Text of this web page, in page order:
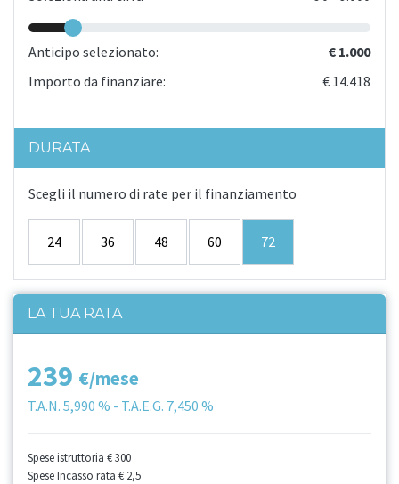
Anticipo selezionato:
€ 1.000
Importo da finanziare:
€ 14.418
DURATA
Scegli il numero di rate per il finanziamento
24 36 48 60 72
LA TUA RATA
239 €/mese
T.A.N. 5,990 % - T.A.E.G. 7,450 %
Spese istruttoria € 300
Spese Incasso rata € 2,5